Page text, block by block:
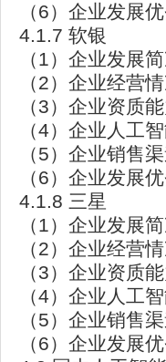
（6）企业发展
4.1.7 软银
（1）企业发展
（2）企业经营
（3）企业资质
（4）企业人工
（5）企业销售
（6）企业发展
4.1.8 三星
（1）企业发展
（2）企业经营
（3）企业资质
（4）企业人工
（5）企业销售
（6）企业发展